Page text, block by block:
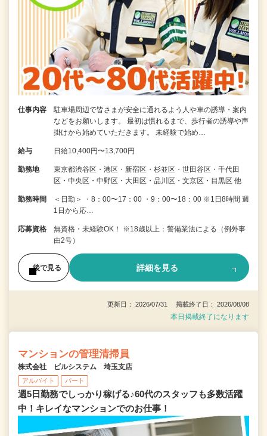
仕事内容
駐車場周辺で皆さまが安全に通れるよう人や車の誘導・案内
などをお願いします。 最初は慣れるまで、歩行者の誘導や声
掛けから始めていただきます。 未経験で始め…
給与 日給10,400円〜13,700円
勤務地
東京都渋谷区・港区・新宿区・杉並区・世田谷区・千代田
区・中央区・中野区・大田区・品川区・文京区・目黒区 他
勤務時間
＜日勤＞ ・8：00〜17：00 ・9：00〜18：00 ※1日8時間 週
1日から応…
応募資格
無資格・未経験OK！ ※18歳以上：警備業法による（例外事
由2号）
後で見る 詳細を見る
更新日： 2026/07/31 掲載終了日： 2026/08/08
本日掲載終了になります
マンションの管理清掃員
株式会社 ビルシステム 埼玉支店
アルバイト パート
週5日勤務でしっかり稼げる♪60代のスタッフも多数活躍
中！キレイなマンションでのお仕事！